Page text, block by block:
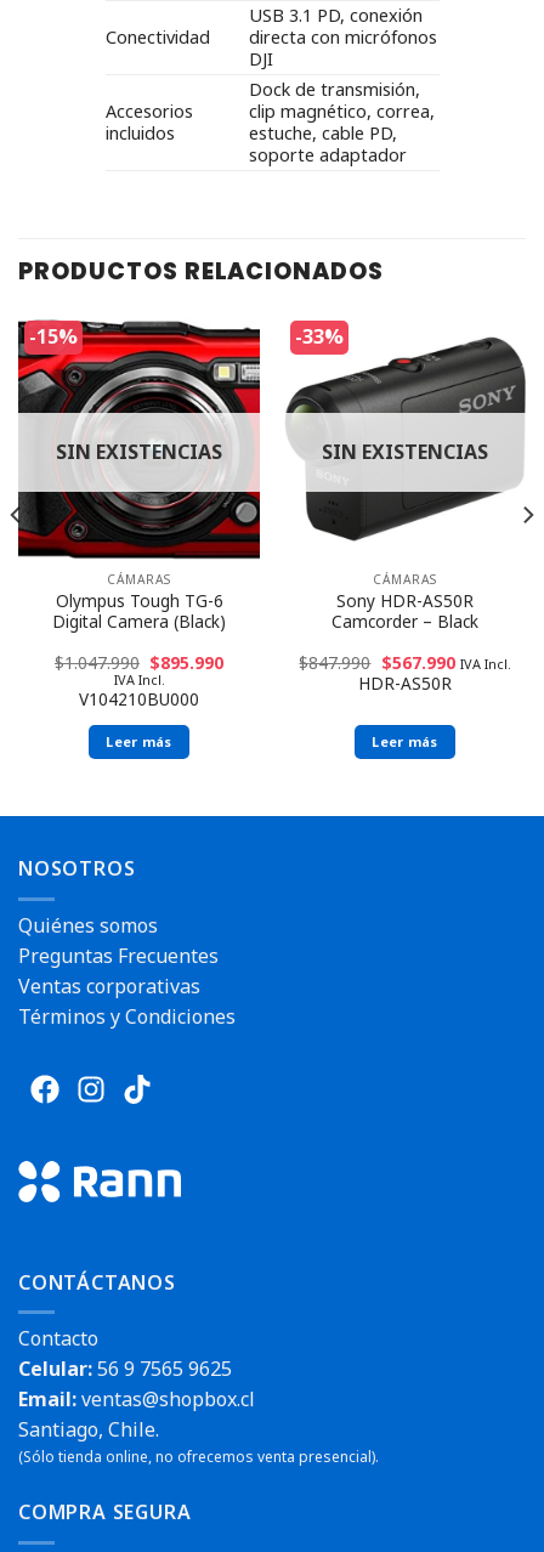
Conectividad
USB 3.1 PD, conexión
directa con micrófonos
DJI
Accesorios
incluidos
Dock de transmisión,
clip magnético, correa,
estuche, cable PD,
soporte adaptador
PRODUCTOS RELACIONADOS
-15%
SIN EXISTENCIAS
CÁMARAS
Olympus Tough TG-6
Digital Camera (Black)
$1.047.990 $895.990
IVA Incl.
V104210BU000
Leer más
-33%
SIN EXISTENCIAS
CÁMARAS
Sony HDR-AS50R
Camcorder – Black
$847.990 $567.990 IVA Incl.
HDR-AS50R
Leer más
NOSOTROS
Quiénes somos
Preguntas Frecuentes
Ventas corporativas
Términos y Condiciones
CONTÁCTANOS
Contacto
Celular:56 9 7565 9625
Email:ventas@shopbox.cl
Santiago, Chile.
(Sólo tienda online, no ofrecemos venta presencial).
COMPRA SEGURA